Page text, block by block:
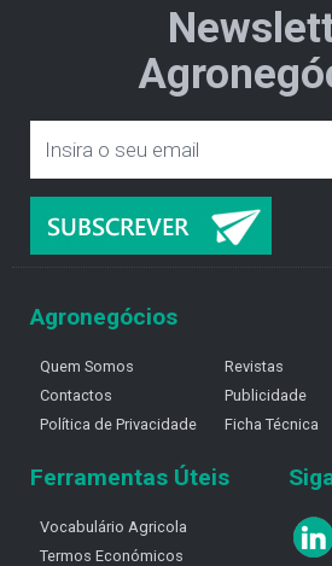
Agronegócios
Quem Somos
Contactos
Política de Privacidade
Revistas
Publicidade
Ficha Técnica
Ferramentas Úteis
Vocabulário Agricola
Termos Económicos